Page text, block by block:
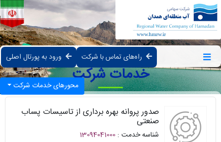
ورود به پورتال اصلی راه‌های تماس با شرکت
محورهای خدمات شرکتخدمات شرکت
صدور پروانه بهره برداری از تاسیسات پساب
صنعتی
شناسه خدمت : 13094041000